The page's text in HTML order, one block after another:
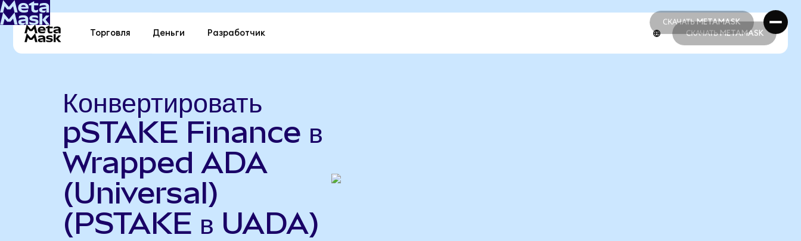
СКАЧАТЬ METAMASK
СКАЧАТЬ METAMASK
Торговля Деньги Разработчик СКАЧАТЬ METAMASK
Конвертировать
pSTAKE Finance в
Wrapped ADA
(Universal)
(PSTAKE в UADA)